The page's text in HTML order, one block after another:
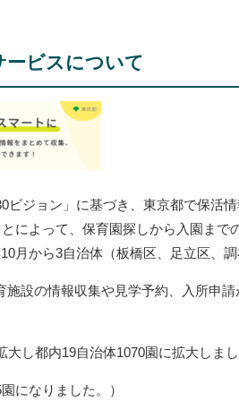
ビスについて
ビジョン」に基づき、東京都で保活
によって、保育園探しから入園まで
月から3自治体（板橋区、足立区、
施設の情報収集や見学予約、入所申
大し都内19自治体1070園に拡大しま
になりました。）